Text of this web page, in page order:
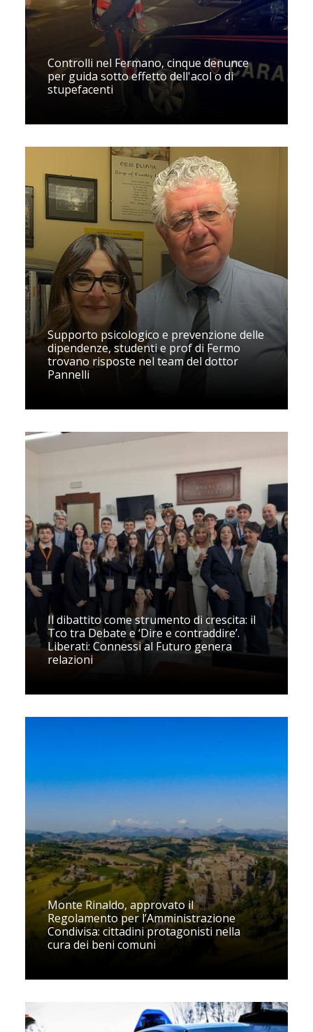
Controlli nel Fermano, cinque denunce
per guida sotto effetto dell'acol o di
stupefacenti
Supporto psicologico e prevenzione delle
dipendenze, studenti e prof di Fermo
trovano risposte nel team del dottor
Pannelli
Il dibattito come strumento di crescita: il
Tco tra Debate e ‘Dire e contraddire’.
Liberati: Connessi al Futuro genera
relazioni
Monte Rinaldo, approvato il
Regolamento per l’Amministrazione
Condivisa: cittadini protagonisti nella
cura dei beni comuni